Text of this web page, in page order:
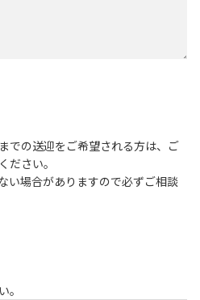
での送迎をご希望される方は、ご
ださい。
い場合がありますので必ずご相談
。